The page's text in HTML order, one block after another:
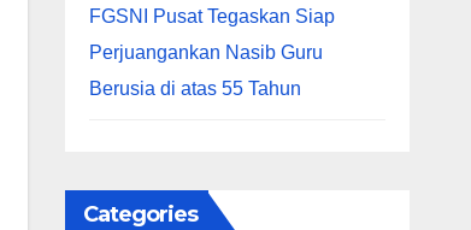
FGSNI Pusat Tegaskan Siap
Perjuangankan Nasib Guru
Berusia di atas 55 Tahun
Categories